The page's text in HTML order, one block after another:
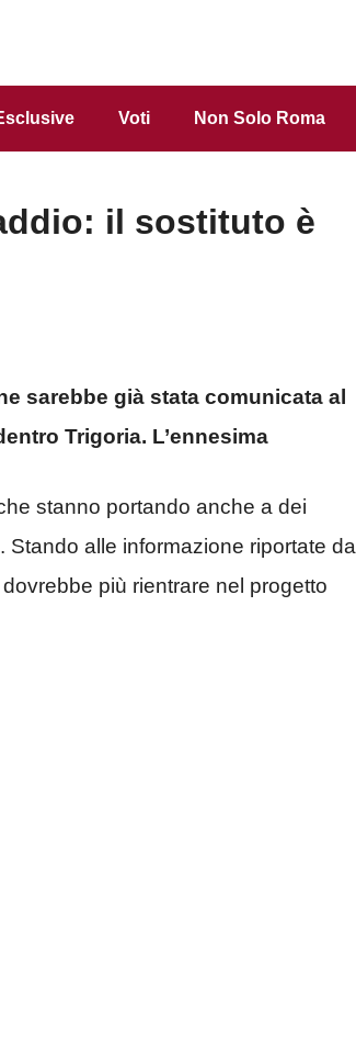
Voti Non Solo Roma
il sostituto è
sarebbe già stata comunicata al
Trigoria. L’ennesima
stanno portando anche a dei
alle informazione riportate da
più rientrare nel progetto